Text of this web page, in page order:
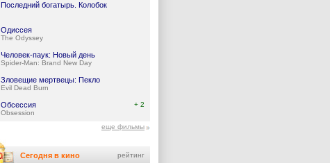
Последний богатырь. Колобок
Одиссея
The Odyssey
Человек-паук: Новый день
Spider-Man: Brand New Day
Зловещие мертвецы: Пекло
Evil Dead Burn
Обсессия
Obsession
+ 2
еще фильмы
Сегодня в кино рейтинг